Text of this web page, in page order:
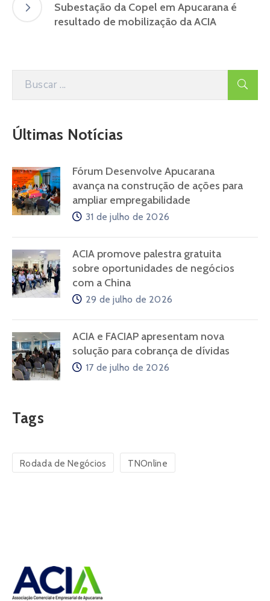
Subestação da Copel em Apucarana é
resultado de mobilização da ACIA
Últimas Notícias
Fórum Desenvolve Apucarana
avança na construção de ações para
ampliar empregabilidade
31 de julho de 2026
ACIA promove palestra gratuita
sobre oportunidades de negócios
com a China
29 de julho de 2026
ACIA e FACIAP apresentam nova
solução para cobrança de dívidas
17 de julho de 2026
Tags
Rodada de Negócios TNOnline